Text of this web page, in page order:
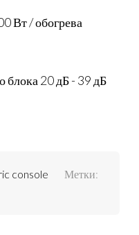
Вт / обогрева
блока 20 дБ - 39 дБ
console
Метки: